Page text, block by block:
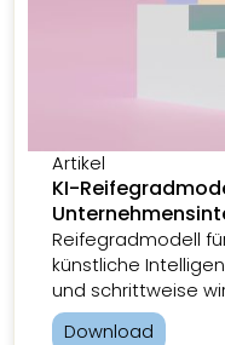
Artikel
KI-
Reifegradmodell
künstliche
und schrittweise
Download